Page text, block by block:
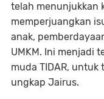
telah menunjukkan
memperjuangkan
anak,
UMKM. Ini menjadi
muda TIDAR, untuk
ungkap Jairus.